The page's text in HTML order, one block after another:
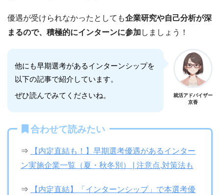
優遇が受けられなかったとしても企業研究や自己分析が深
まるので、積極的にインターンに参加 しましょう！
他にも早期選考があるインターンシップを
以下の記事で紹介しています。
ぜひ読んでみてくださいね。
就活アドバイザー
京香
合わせて読みたい
⇒
【内定直結も！】早期選考優遇があるインター
ン実施企業一覧（夏・秋冬別） | 注意点,対策法も
⇒
【内定直結】「インターンシップ」で本選考優